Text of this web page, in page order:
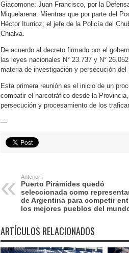
Giacomone; Juan Francisco, por la
Miquelarena. Mientras que por parte del
Héctor Iturrioz; el jefe de la Policía del
Chialva.
De acuerdo al decreto firmado por el
las leyes nacionales N° 23.737 y N°
materia de investigación y persecución del
Esta primera reunión es el inicio de un
combatir el narcotráfico desde la
persecución y procesamiento de los
—
Anterior:
Puerto Pirámides quedó
seleccionada como
de Argentina para competir
los mejores pueblos del
ARTÍCULOS RELACIONADOS